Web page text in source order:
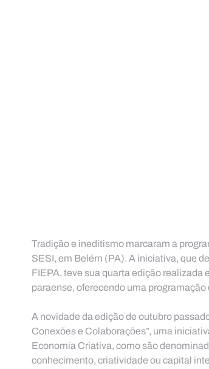
Tradição e ineditismo marcaram a
SESI, em Belém (PA). A iniciativa, que
FIEPA, teve sua quarta edição realizada
paraense, oferecendo uma
A novidade da edição de outubro
Conexões e Colaborações”, uma
Economia Criativa, como são
conhecimento, criatividade ou capital